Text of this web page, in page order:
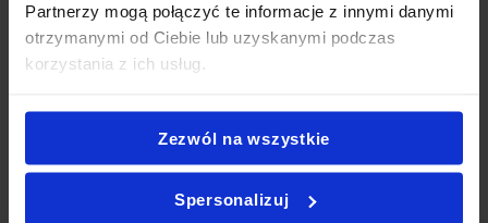
Partnerzy mogą połączyć te informacje z innymi danymi
otrzymanymi od Ciebie lub uzyskanymi podczas
korzystania z ich usług.
Zezwól na wszystkie
Spersonalizuj
Pruszków,Catering imprezowy Pruszków, Catering na
imprezy Pruszków,Partybox Pruszków, Catering Pruszków
impreza ,Catering przekąski Pruszków
Jak zamówić PartyBox?